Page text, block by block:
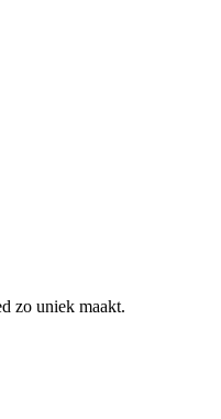
zo uniek maakt.